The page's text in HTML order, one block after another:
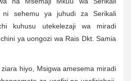
ni sehemu ya juhudi za Serikali
kuhusu utekelezaji wa miradi
ya uongozi wa Rais Dkt. Samia
hiyo, Msigwa amesema miradi